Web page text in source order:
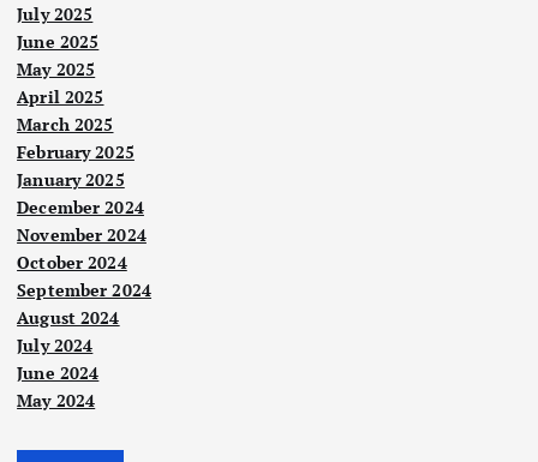
July 2025
June 2025
May 2025
April 2025
March 2025
February 2025
January 2025
December 2024
November 2024
October 2024
September 2024
August 2024
July 2024
June 2024
May 2024
Berit
a
Utam
a